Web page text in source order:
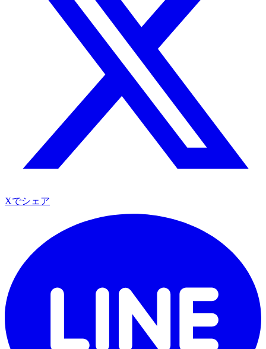
Xでシェア